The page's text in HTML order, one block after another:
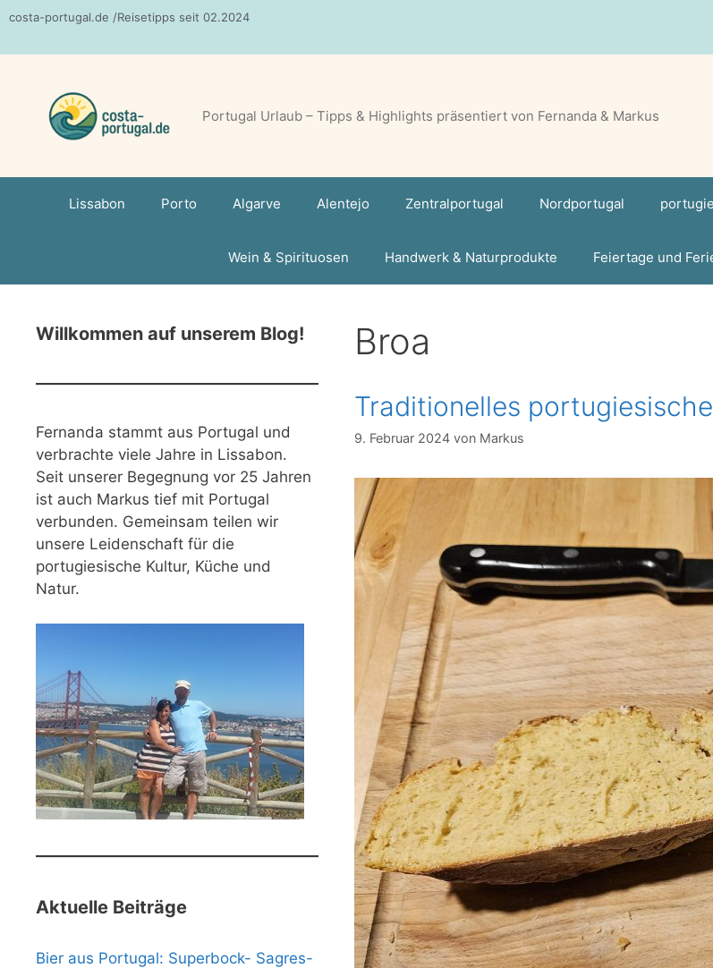
Zum
springen
costa-portugal.de /Reisetipps seit 02.2024
Portugal Urlaub – Tipps & Highlights präsentiert von Fernanda & Markus
Lissabon Porto Algarve Alentejo Zentralportugal Nordportugal
Wein & Spirituosen Handwerk & Naturprodukte Feiertage und
Broa
Traditionelles
9. Februar 2024 von Markus
Willkommen auf unserem Blog!
Fernanda stammt aus Portugal und
verbrachte viele Jahre in Lissabon.
Seit unserer Begegnung vor 25 Jahren
ist auch Markus tief mit Portugal
verbunden. Gemeinsam teilen wir
unsere Leidenschaft für die
portugiesische Kultur, Küche und
Natur.
Aktuelle Beiträge
Bier aus Portugal: Superbock- Sagres-